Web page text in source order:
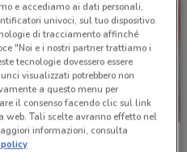
e accediamo ai dati personali,
univoci, sul tuo dispositivo.
di tracciamento affinché
"Noi e i nostri partner trattiamo i
tecnologie dovessero essere
visualizzati potrebbero non
a questo menu per
il consenso facendo clic sul link
Tali scelte avranno effetto nel
informazioni, consulta